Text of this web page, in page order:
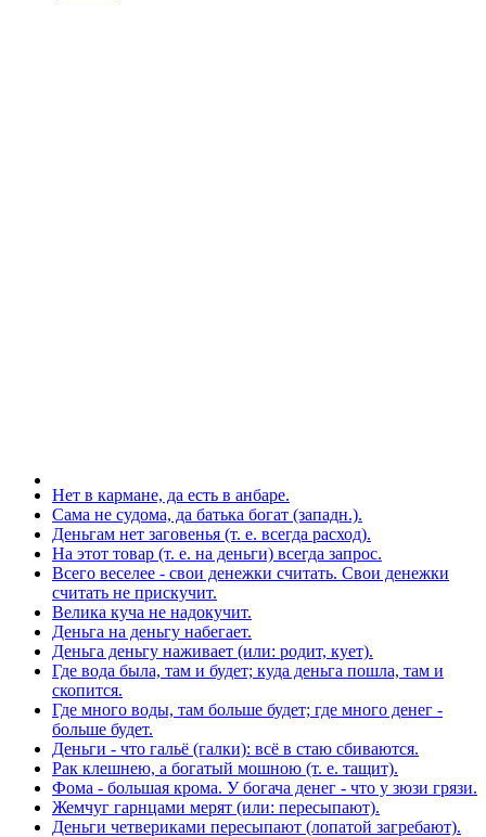
Нет в кармане, да есть в анбаре.
Сама не судома, да батька богат (западн.).
Деньгам нет заговенья (т. е. всегда расход).
На этот товар (т. е. на деньги) всегда запрос.
Всего веселее - свои денежки считать. Свои денежки
считать не прискучит.
Велика куча не надокучит.
Деньга на деньгу набегает.
Деньга деньгу наживает (или: родит, кует).
Где вода была, там и будет; куда деньга пошла, там и
скопится.
Где много воды, там больше будет; где много денег -
больше будет.
Деньги - что гальё (галки): всё в стаю сбиваются.
Рак клешнею, а богатый мошною (т. е. тащит).
Фома - большая крома. У богача денег - что у зюзи грязи.
Жемчуг гарнцами мерят (или: пересыпают).
Деньги четвериками пересыпают (лопатой загребают).